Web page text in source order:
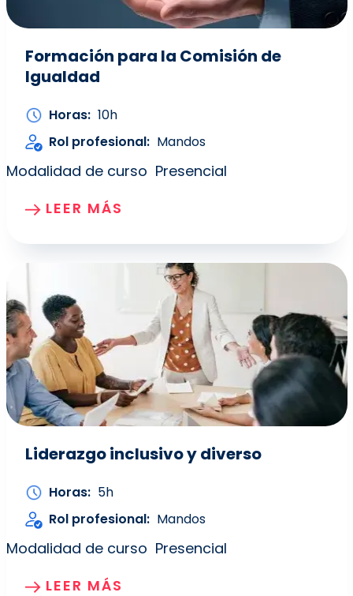
Formación para la Comisión de
Igualdad
Horas 10h
Rol profesional
Mandos
Modalidad de curso Presencial
LEER MÁS
Liderazgo inclusivo y diverso
Horas
5h
Rol profesional
Mandos
Modalidad de curso Presencial
LEER MÁS